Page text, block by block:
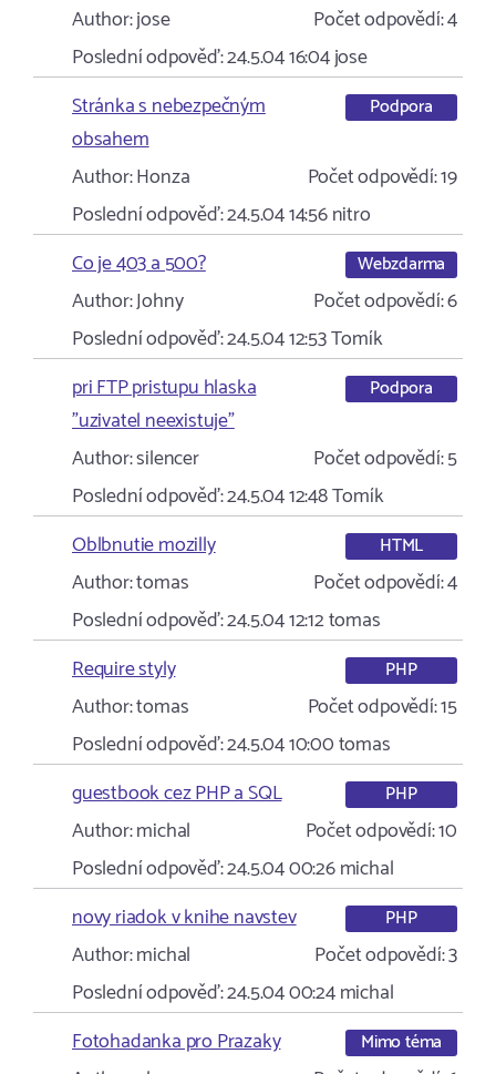
Author:jose Počet odpovědí:4
Poslední odpověď:24.5.04 16:04jose
Stránka s nebezpečným
obsahem
Podpora
Author:Honza Počet odpovědí:19
Poslední odpověď:24.5.04 14:56nitro
Co je 403 a 500?
Webzdarma
Author:Johny Počet odpovědí:6
Poslední odpověď:24.5.04 12:53Tomík
pri FTP pristupu hlaska
"uzivatel neexistuje"
Podpora
Author:silencer Počet odpovědí:5
Poslední odpověď:24.5.04 12:48Tomík
Oblbnutie mozilly
HTML
Author:tomas Počet odpovědí:4
Poslední odpověď:24.5.04 12:12tomas
Require styly
PHP
Author:tomas Počet odpovědí:15
Poslední odpověď:24.5.04 10:00tomas
guestbook cez PHP a SQL
PHP
Author:michal Počet odpovědí:10
Poslední odpověď:24.5.04 00:26michal
novy riadok v knihe navstev
PHP
Author:michal Počet odpovědí:3
Poslední odpověď:24.5.04 00:24michal
Fotohadanka pro Prazaky
Mimo téma